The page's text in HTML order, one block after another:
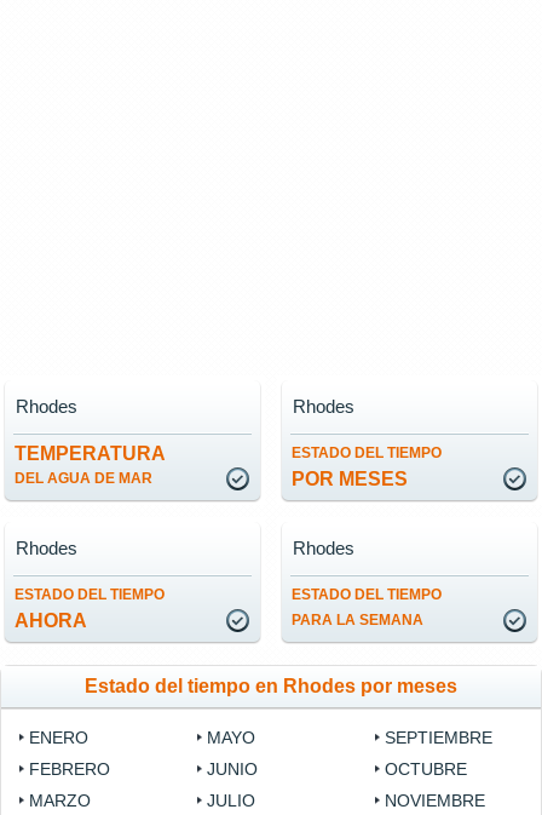
TEMPERATURA
DEL AGUA DE MAR
Rhodes
ESTADO DEL TIEMPO
POR MESES
Rhodes
ESTADO DEL TIEMPO
AHORA
Rhodes
ESTADO DEL TIEMPO
PARA LA SEMANA
Rhodes
Estado del tiempo en Rhodes por meses
ENERO
FEBRERO
MARZO
MAYO
JUNIO
JULIO
SEPTIEMBRE
OCTUBRE
NOVIEMBRE